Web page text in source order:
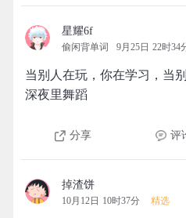
星耀6f
偷闲背单词 9月25日 22时34
当别人在玩，你在学习，当
深夜里舞蹈
分享 评
掉渣饼
10月12日 10时37分 精选